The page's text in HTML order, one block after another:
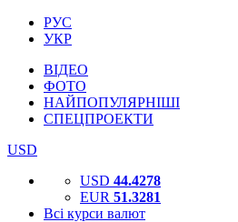
РУС
УКР
ВІДЕО
ФОТО
НАЙПОПУЛЯРНІШІ
СПЕЦПРОЕКТИ
USD
USD 44.4278
EUR 51.3281
Всі курси валют